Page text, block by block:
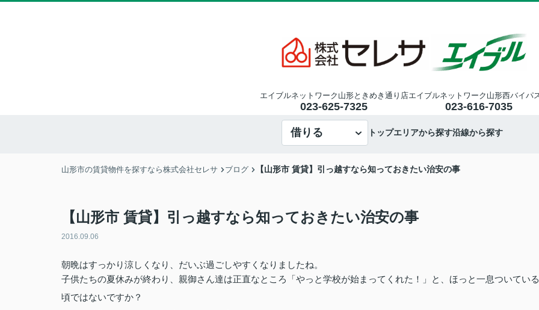
エイブルネットワーク山形ときめき通り店
023-625-7325
エイブルネットワーク山形西バイパ
023-616-7035
借りる トップエリアから探す沿線から探す
山形市の賃貸物件を探すなら株式会社セレサ ブログ 【山形市 賃貸】引っ越すなら知っておきたい治安の事
【山形市 賃貸】引っ越すなら知っておきたい治安の事
2016.09.06
朝晩はすっかり涼しくなり、だいぶ過ごしやすくなりましたね。
子供たちの夏休みが終わり、親御さん達は正直なところ「やっと学校が始まってくれた！」と、ほっと一息ついている
頃ではないですか？